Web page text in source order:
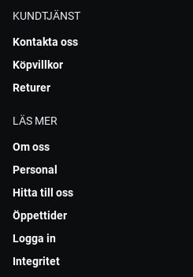
KUNDTJÄNST
Kontakta oss
Köpvillkor
Returer
LÄS MER
Om oss
Personal
Hitta till oss
Öppettider
Logga in
Integritet